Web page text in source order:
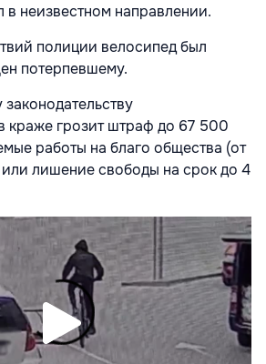
в неизвестном направлении.
полиции велосипед был
потерпевшему.
краже грозит штраф до 67 500
работы на благо общества (от
лишение свободы на срок до 4